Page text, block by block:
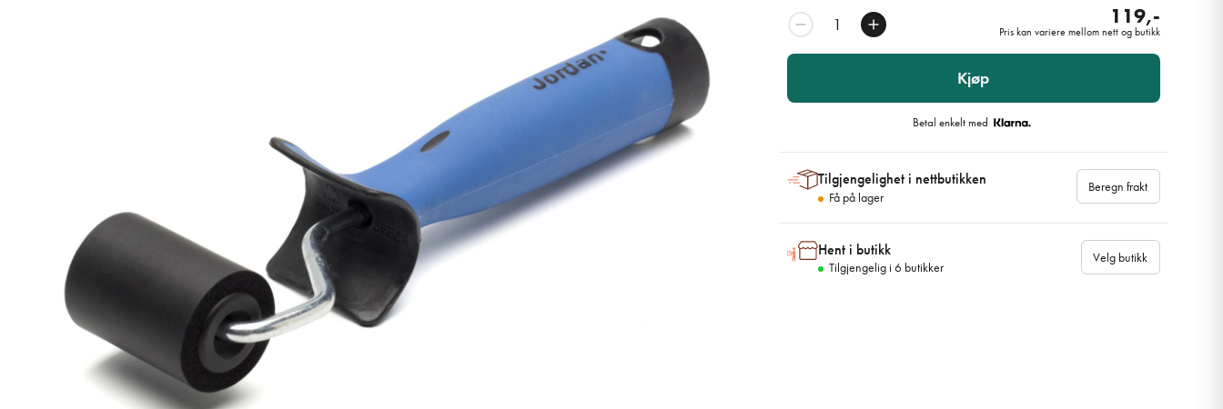
119,-
Pris kan variere mellom nett og butikk
Kjøp
Betal enkelt med
Tilgjengelighet i nettbutikken
Få på lager
Beregn frakt
Hent i butikk
Tilgjengelig i 6butikker
Velg butikk